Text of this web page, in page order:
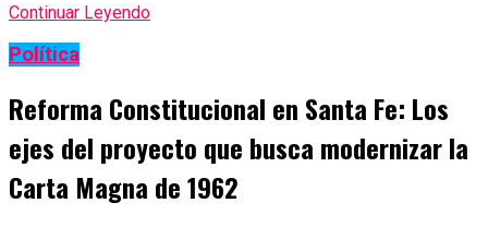
Continuar Leyendo
Política
Reforma Constitucional en Santa Fe: Los
ejes del proyecto que busca modernizar la
Carta Magna de 1962